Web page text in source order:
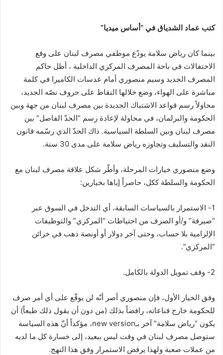
ل
ر
ي
د
ا
ل
ك
ي
كتب عماد الشدياق في “أساس ميديا”
بينما كان رياض سلامة يودّع موظفي مصرف لبنان على وقع
الاحتفالات في باحة المصرف المركزي الداخلية ، أطل حاكم
المصرف الجديد وسيم منصوري أمام عدسات الكاميرا في كلمة
مباشرة على الهواء، وضع خلالها النقاط على حروف نصّه الجديد،
محاولاً رسم قواعد الاشتباك الجديدة بين مصرف لبنان من جهة وبين
الحكومة والبرلمان، في محاولة لإعادة رسم “الحدّ الفاصل” بين
مصرف لبنان وبين السلطة السياسية. ذاك الحدّ الذي رسّمه قانون
النقد والتسليف وتجاوزه رياض سلامة على مدى 30 سنة.
وضع منصوري خيارات المرحلة، وأطّر شكل علاقة مصرف لبنان مع
الحكومة والسلطة ككل، حاصراً إياها بخيارين:
1- الاستمرار بالسياسات السابقة، أي التدخل في السوق عبر
“صيرفة” و/أو الصرف من احتياطات “المركزي” والتوظيفات
الإلزامية بلا حساب، وحتى آخر دولار أو أونصة ذهب في خزائن
“المركزي”.
2- وقف تمويل الدولة بالكامل.
وفق الخيار الأول، فإن منصوري أصر أنّه لن يوقّع على أي أمر صرف
للحكومة خارج قناعاته، رافضاً بذلك (من دون أن يقول ذلك طبعاً) أن
يكون “رياض سلامة” آخر بـnew version، مؤكداً أنّ هذه السياسة
ستوصل مصرف لبنان في وقت ليس ببعيد، إلى خسارة كل ما لديه
من عملات صعبة ولهذا يرفض الاستمرار وفق هذا النهج.